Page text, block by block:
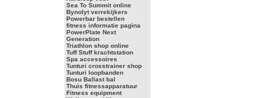
Sea To Summit online
Bynolyt verrekijkers
Powerbar bestellen
fitness informatie pagina
PowerPlate Next
Generation
Triathlon shop online
Tuff Stuff krachtstation
Spa accessoires
Tunturi crosstrainer shop
Tunturi loopbanden
Bosu Ballast bal
Thuis fitnessapparatuur
Fitness equipment